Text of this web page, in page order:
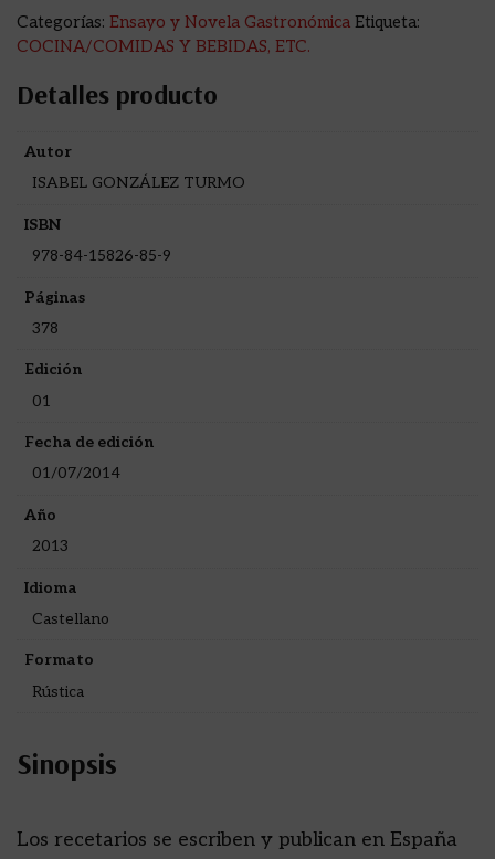
Categorías: Ensayo y Novela Gastronómica Etiqueta:
COCINA/COMIDAS Y BEBIDAS, ETC.
Detalles producto
Autor
ISABEL GONZÁLEZ TURMO
ISBN
978-84-15826-85-9
Páginas
378
Edición
01
Fecha de edición
01/07/2014
Año
2013
Idioma
Castellano
Formato
Rústica
Sinopsis
Los recetarios se escriben y publican en España